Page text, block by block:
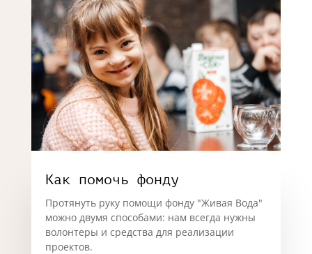
Как помочь фонду
Протянуть руку помощи фонду "Живая Вода"
можно двумя способами: нам всегда нужны
волонтеры и средства для реализации
проектов.